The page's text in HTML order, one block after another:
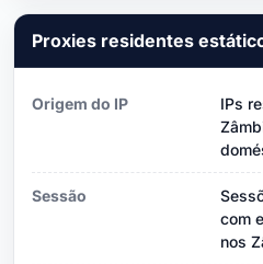
Proxies residentes
Origem do IP
IPs
Sessão
com
nos